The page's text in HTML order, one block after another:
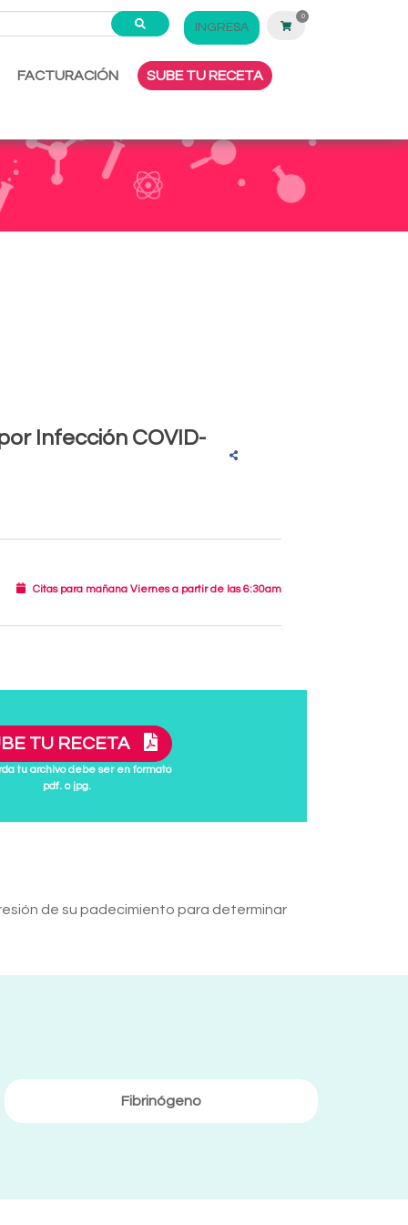
INGRESA
0
FACTURACIÓN SUBE TU RECETA
Infección COVID-
Citas para mañana Viernes a partir de las 6:30am
TU RECETA
tu archivo debe ser en formato
pdf. o jpg.
de su padecimiento para determinar
Fibrinógeno